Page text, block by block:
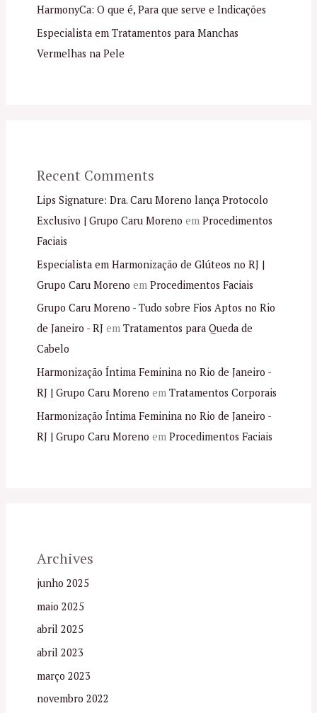
HarmonyCa: O que é, Para que serve e Indicações
Especialista em Tratamentos para Manchas
Vermelhas na Pele
Recent Comments
Lips Signature: Dra. Caru Moreno lança Protocolo
Exclusivo | Grupo Caru Moreno em Procedimentos
Faciais
Especialista em Harmonização de Glúteos no RJ |
Grupo Caru Moreno em Procedimentos Faciais
Grupo Caru Moreno - Tudo sobre Fios Aptos no Rio
de Janeiro - RJem Tratamentos para Queda de
Cabelo
Harmonização Íntima Feminina no Rio de Janeiro -
RJ | Grupo Caru Moreno em Tratamentos Corporais
Harmonização Íntima Feminina no Rio de Janeiro -
RJ | Grupo Caru Moreno em Procedimentos Faciais
Archives
junho 2025
maio 2025
abril 2025
abril 2023
março 2023
novembro 2022